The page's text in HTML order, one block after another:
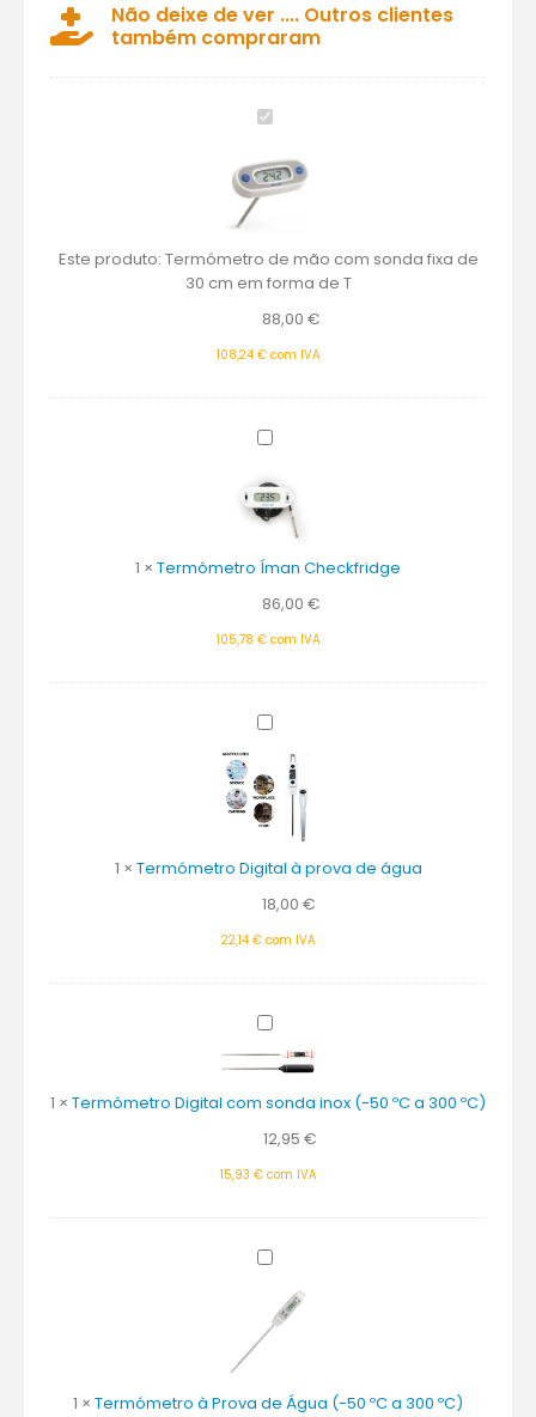
Não deixe de ver .... Outros clientes
também compraram
Termómetro
mão
com
de
30
cm
em
forma
T
Este produto: Termómetro de mão com sonda fixa de
30 cm em forma de T
88,00 €
108,24 €com IVA
Termómetro
Checkfridge
1 × Termómetro Íman Checkfridge
86,00 €
105,78 €com IVA
Termómetro
Digital
à
prova
de
água
1 × Termómetro Digital à prova de água
18,00 €
22,14 €com IVA
Termómetro
Digital
com
sonda
(-50
ºC
300
1 × Termómetro Digital com sonda inox (-50 ºC a 300 ºC)
12,95 €
15,93 €com IVA
Termómetro
Prova
de
ºC
1 × Termómetro à Prova de Água (-50 ºC a 300 ºC)